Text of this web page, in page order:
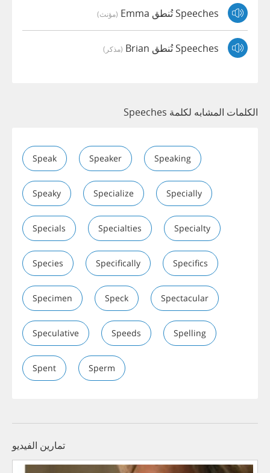
Speeches تُنطق Emma (مؤنث)
Speeches تُنطق Brian (مذكر)
الكلمات المشابه لكلمة Speeches
Speak Speaker Speaking
Speaky Specialize Specially
Specials Specialties Specialty
Species Specifically Specifics
Specimen Speck Spectacular
Speculative Speeds Spelling
Spent Sperm
تمارين الفيديو